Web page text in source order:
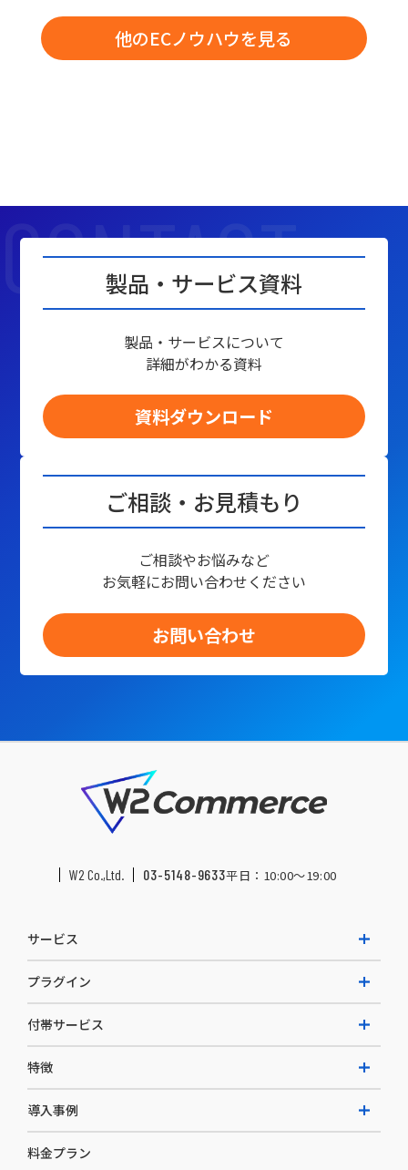
他のECノウハウを見る
製品・サービス資料
製品・サービスについて
詳細がわかる資料
資料ダウンロード
ご相談・お見積もり
ご相談やお悩みなど
お気軽にお問い合わせください
お問い合わせ
W2 Co.,Ltd. 03-5148-9633平日：10:00〜19:00
サービス
W2 Commerce Repeat
W2 Commerce BtoB
W2 Commerce Asia
プラグイン
AI buddy
付帯サービス
EC運用構築支援・運用支援
カスタマーサクセス
特徴
選ばれる理由
導入事例
料金プラン